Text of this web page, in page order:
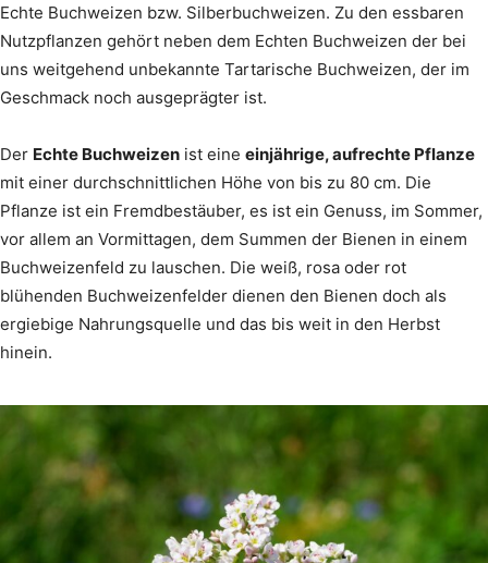
Echte Buchweizen bzw. Silberbuchweizen. Zu den essbaren
Nutzpflanzen gehört neben dem Echten Buchweizen der bei
uns weitgehend unbekannte Tartarische Buchweizen, der im
Geschmack noch ausgeprägter ist.
Der Echte Buchweizen ist eine einjährige, aufrechte Pflanze
mit einer durchschnittlichen Höhe von bis zu 80 cm. Die
Pflanze ist ein Fremdbestäuber, es ist ein Genuss, im Sommer,
vor allem an Vormittagen, dem Summen der Bienen in einem
Buchweizenfeld zu lauschen. Die weiß, rosa oder rot
blühenden Buchweizenfelder dienen den Bienen doch als
ergiebige Nahrungsquelle und das bis weit in den Herbst
hinein.